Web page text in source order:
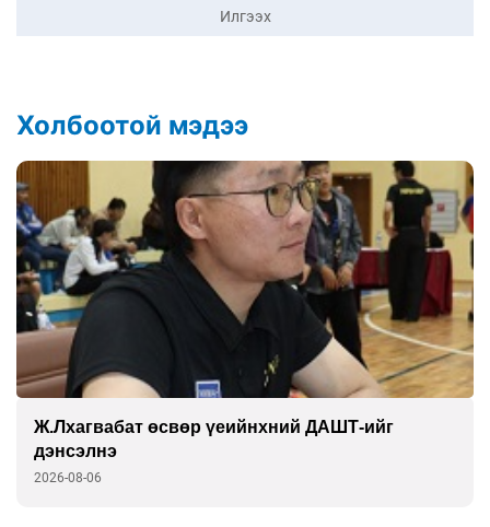
Илгээх
Холбоотой мэдээ
Монголын баг Абу Дабид медалийн хур
буулгаж байна
2026-08-06